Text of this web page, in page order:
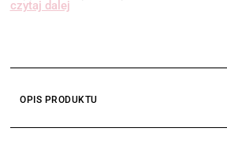
aplikacji. Dodaje makijażowi świeżości,
czytaj dalej
OPIS PRODUKTU